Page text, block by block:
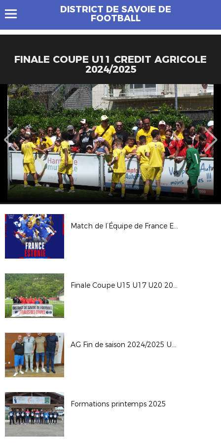
DISTRICT DE SAVOIE DE
FOOTBALL
FINALE COUPE U11 CREDIT AGRICOLE
2024/2025
Match de l’Équipe de France Espoirs – Stade des Alpes
Finale Coupe U15 U17 U20 2024/2025
AG Fin de saison 2024/2025 UGINE
Formations printemps 2025